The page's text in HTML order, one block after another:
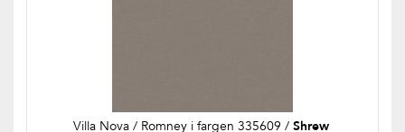
Villa Nova / Romney i fargen 335609 / Shrew